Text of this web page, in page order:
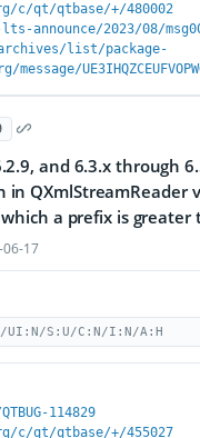
c/qt/qtbase/+/480002
2023/08/
list/package-
and 6.3.x through
QXmlStreamReader
a prefix is greater
17
UI:N/S:U/C:N/I:N/A:H
114829
c/qt/qtbase/+/455027